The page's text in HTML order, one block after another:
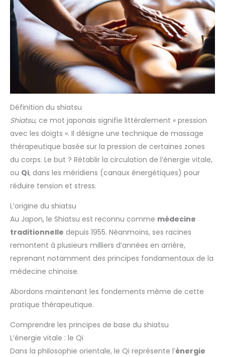
Définition du shiatsu
Shiatsu, ce mot japonais signifie littéralement « pression
avec les doigts ». Il désigne une technique de massage
thérapeutique basée sur la pression de certaines zones
du corps. Le but ? Rétablir la circulation de l’énergie vitale,
ou Qi, dans les méridiens (canaux énergétiques) pour
réduire tension et stress.
L’origine du shiatsu
Au Japon, le Shiatsu est reconnu comme médecine
traditionnelle depuis 1955. Néanmoins, ses racines
remontent à plusieurs milliers d’années en arrière,
reprenant notamment des principes fondamentaux de la
médecine chinoise.
Abordons maintenant les fondements même de cette
pratique thérapeutique.
Comprendre les principes de base du shiatsu
L’énergie vitale : le Qi
Dans la philosophie orientale, le Qi représente l’énergie